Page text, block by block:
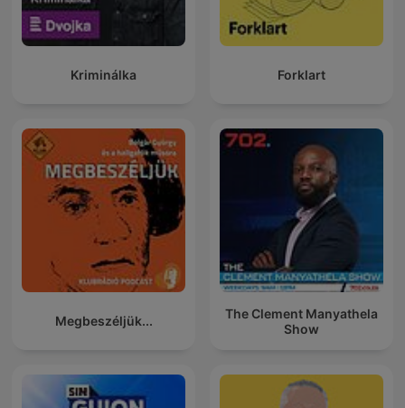
Kriminálka Forklart
Megbeszéljük...
The Clement Manyathela
Show